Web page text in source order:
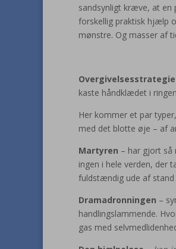
sandsynligt kræve, at en
forskellig praktisk hjælp
mønstre. Og masser af
kaste håndklædet i
Her kommer et par
med det blotte øje – af
Martyren – har gjort så
ingen i hele verden, der
fuldstændig ude af
Dramadronningen –
handlingslammende.
gas med